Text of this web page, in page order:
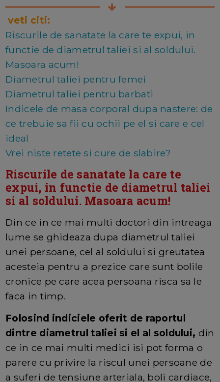
veti citi:
Riscurile de sanatate la care te expui, in
functie de diametrul taliei si al soldului.
Masoara acum!
Diametrul taliei pentru femei
Diametrul taliei pentru barbati
Indicele de masa corporal dupa nastere: de
ce trebuie sa fii cu ochii pe el si care e cel
ideal
Vrei niste retete si cure de slabire?
Riscurile de sanatate la care te
expui, in functie de diametrul taliei
si al soldului. Masoara acum!
Din ce in ce mai multi doctori din intreaga
lume se ghideaza dupa diametrul taliei
unei persoane, cel al soldului si greutatea
acesteia pentru a prezice care sunt bolile
cronice pe care acea persoana risca sa le
faca in timp.
Folosind indiciele oferit de raportul
dintre diametrul taliei si el al soldului, din
ce in ce mai multi medici isi pot forma o
parere cu privire la riscul unei persoane de
a suferi de tensiune arteriala, boli cardiace,